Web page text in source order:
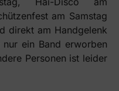
am Samstag
direkt am Handgelenk
ein Band erworben
Personen ist leider